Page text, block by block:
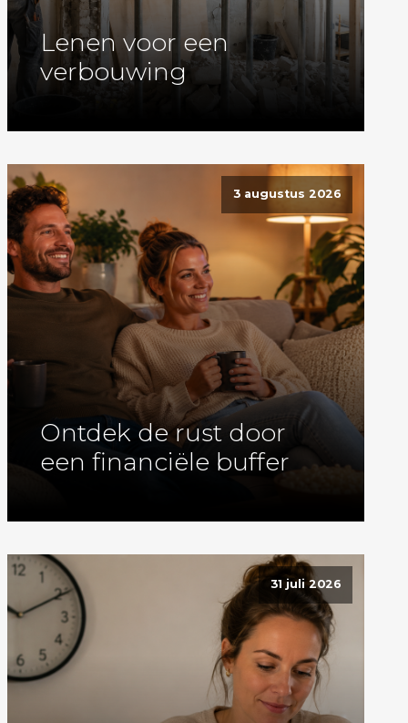
Lenen voor een
verbouwing
3 augustus 2026
Ontdek de rust door
een financiële buffer
31 juli 2026